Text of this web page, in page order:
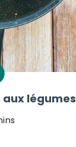
aux légumes